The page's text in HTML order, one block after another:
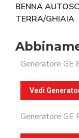
BENNA
TERRA/GHIAIA
Generatore GE
Vedi
Generatore GE